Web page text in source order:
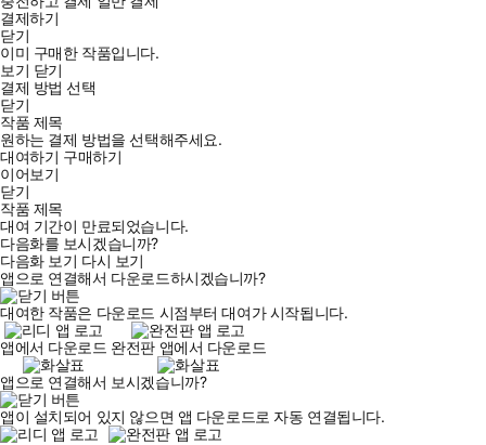
결제하기
닫기
이미 구매한 작품입니다.
보기 닫기
결제 방법 선택
닫기
작품 제목
원하는 결제 방법을 선택해주세요.
대여하기 구매하기
이어보기
닫기
작품 제목
대여 기간이 만료되었습니다.
다음화를 보시겠습니까?
다음화 보기 다시 보기
앱으로 연결해서 다운로드하시겠습니까?
대여한 작품은 다운로드 시점부터 대여가 시작됩니다.
앱에서 다운로드 완전판 앱에서 다운로드
앱으로 연결해서 보시겠습니까?
앱이 설치되어 있지 않으면 앱 다운로드로 자동 연결됩니다.